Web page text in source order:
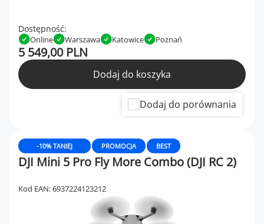
Dostępność:
Online Warszawa Katowice Poznań
5 549,00 PLN
Dodaj do koszyka
Dodaj do porównania
PROMOCJA BEST
-10% TANIEJ
DJI Mini 5 Pro Fly More Combo (DJI RC 2)
Kod EAN: 6937224123212